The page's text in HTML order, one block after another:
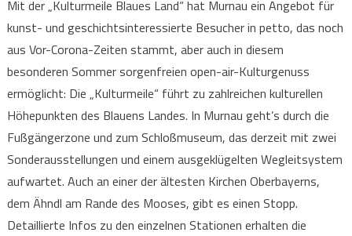
Mit der „Kulturmeile Blaues Land“ hat Murnau ein Angebot für
kunst- und geschichtsinteressierte Besucher in petto, das noch
aus Vor-Corona-Zeiten stammt, aber auch in diesem
besonderen Sommer sorgenfreien open-air-Kulturgenuss
ermöglicht: Die „Kulturmeile“ führt zu zahlreichen kulturellen
Höhepunkten des Blauens Landes. In Murnau geht’s durch die
Fußgängerzone und zum Schloßmuseum, das derzeit mit zwei
Sonderausstellungen und einem ausgeklügelten Wegleitsystem
aufwartet. Auch an einer der ältesten Kirchen Oberbayerns,
dem Ähndl am Rande des Mooses, gibt es einen Stopp.
Detaillierte Infos zu den einzelnen Stationen erhalten die